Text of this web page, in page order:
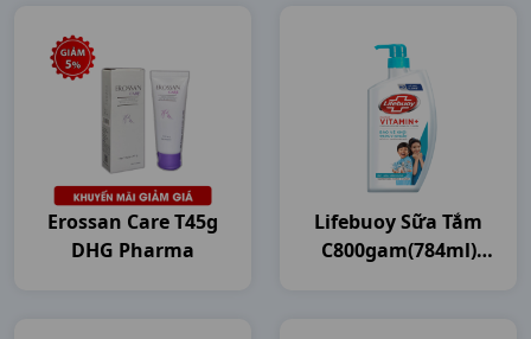
Erossan Care T45g
DHG Pharma
Lifebuoy Sữa Tắm
C800gam(784ml)